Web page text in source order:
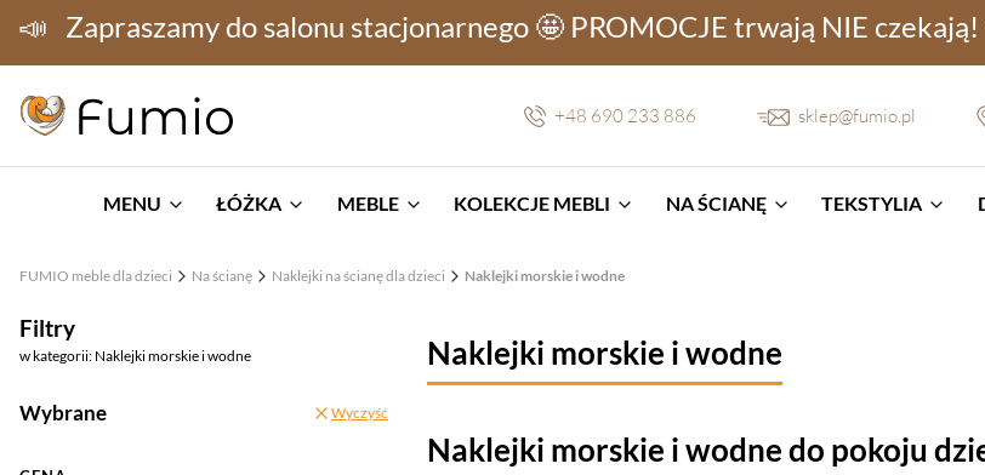
📣 Zapraszamy do salonu stacjonarnego 🤩 PROMOCJE trwają NIE czekają!
+48 690 233 886 sklep@fumio.pl
MENU ŁÓŻKA MEBLE KOLEKCJE MEBLI NA ŚCIANĘ TEKSTYLIA
FUMIO meble dla dzieci Na ścianę Naklejki na ścianę dla dzieci Naklejki morskie i wodne
Filtry
w kategorii: Naklejki morskie i wodne
Wybrane Wyczyść
Naklejki morskie i wodne
Naklejki morskie i wodne do pokoju